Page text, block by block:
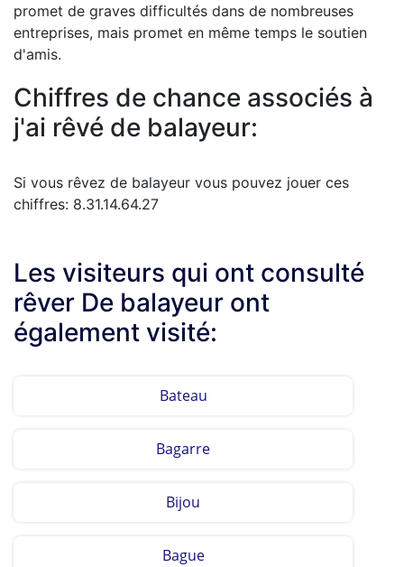
promet de graves difficultés dans de nombreuses
entreprises, mais promet en même temps le soutien
d'amis.
Chiffres de chance associés à
j'ai rêvé de balayeur:
Si vous rêvez de balayeur vous pouvez jouer ces
chiffres: 8.31.14.64.27
Les visiteurs qui ont consulté
rêver De balayeur ont
également visité:
Bateau
Bagarre
Bijou
Bague